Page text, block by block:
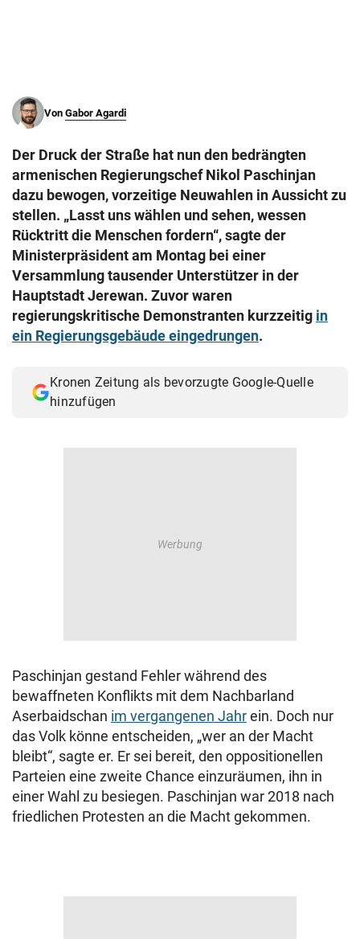
Von Gabor Agardi
Der Druck der Straße hat nun den bedrängten
armenischen Regierungschef Nikol Paschinjan
dazu bewogen, vorzeitige Neuwahlen in Aussicht zu
stellen. „Lasst uns wählen und sehen, wessen
Rücktritt die Menschen fordern“, sagte der
Ministerpräsident am Montag bei einer
Versammlung tausender Unterstützer in der
Hauptstadt Jerewan. Zuvor waren
regierungskritische Demonstranten kurzzeitig in
ein Regierungsgebäude eingedrungen.
Kronen Zeitung als bevorzugte Google-Quelle
hinzufügen
Paschinjan gestand Fehler während des
bewaffneten Konflikts mit dem Nachbarland
Aserbaidschan im vergangenen Jahrein. Doch nur
das Volk könne entscheiden, „wer an der Macht
bleibt“, sagte er. Er sei bereit, den oppositionellen
Parteien eine zweite Chance einzuräumen, ihn in
einer Wahl zu besiegen. Paschinjan war 2018 nach
friedlichen Protesten an die Macht gekommen.